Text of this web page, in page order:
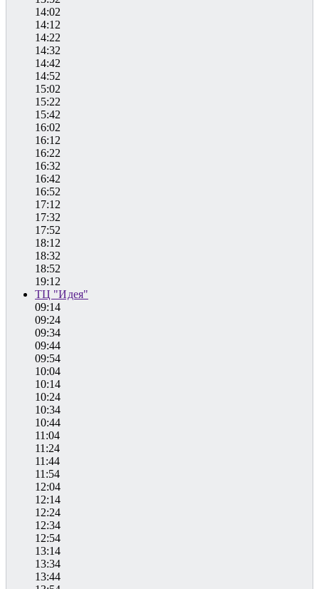
14:02
14:12
14:22
14:32
14:42
14:52
15:02
15:22
15:42
16:02
16:12
16:22
16:32
16:42
16:52
17:12
17:32
17:52
18:12
18:32
18:52
19:12
ТЦ "Идея"
09:14
09:24
09:34
09:44
09:54
10:04
10:14
10:24
10:34
10:44
11:04
11:24
11:44
11:54
12:04
12:14
12:24
12:34
12:54
13:14
13:34
13:44